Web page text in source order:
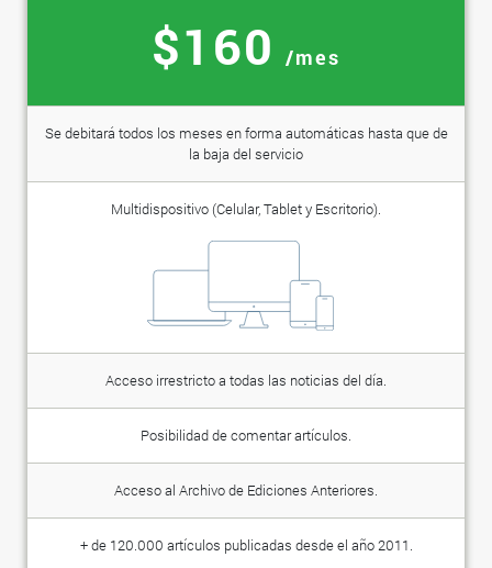
$160 /mes
Se debitará todos los meses en forma automáticas hasta que de
la baja del servicio
Multidispositivo (Celular, Tablet y Escritorio).
Acceso irrestricto a todas las noticias del día.
Posibilidad de comentar artículos.
Acceso al Archivo de Ediciones Anteriores.
+ de 120.000 artículos publicadas desde el año 2011.